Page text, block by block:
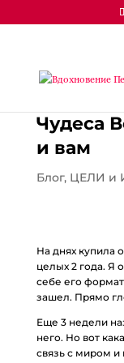
Чудеса
и вам
Блог, ЦЕЛИ и
На днях купила
целых 2 года. Я
себе его
зашел. Прямо
Еще 3 недели
него. Но вот
связь с миром и